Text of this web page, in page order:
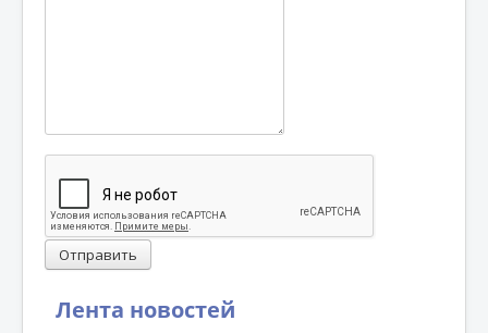
Лента новостей
Отправить